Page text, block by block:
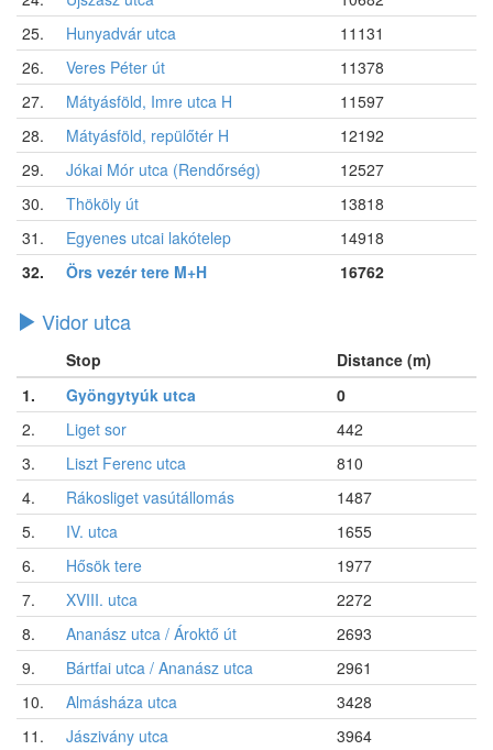
25.
Hunyadvár utca
11131
26.
Veres Péter út
11378
27.
Mátyásföld, Imre utca H
11597
28.
Mátyásföld, repülőtér H
12192
29.
Jókai Mór utca (Rendőrség)
12527
30.
Thököly út
13818
31.
Egyenes utcai lakótelep
14918
32.
Örs vezér tere M+H 16762
Vidor utca
Stop
Distance (m)
1.
Gyöngytyúk utca
0
2.
Liget sor
442
3.
Liszt Ferenc utca
810
4.
Rákosliget vasútállomás
1487
5.
IV. utca
1655
6.
Hősök tere
1977
7.
XVIII. utca
2272
8.
Ananász utca / Ároktő út
2693
9.
Bártfai utca / Ananász utca
2961
10.
Almásháza utca
3428
11.
Jászivány utca
3964